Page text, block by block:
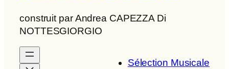
construit par Andrea CAPEZZA Di
NOTTESGIORGIO
Sélection Musicale